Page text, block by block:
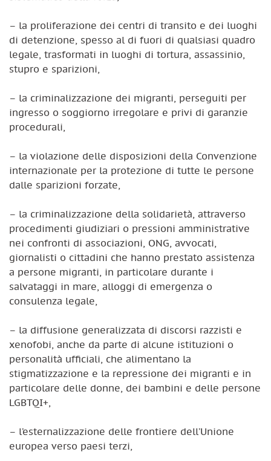
– la proliferazione dei centri di transito e dei luoghi
di detenzione, spesso al di fuori di qualsiasi quadro
legale, trasformati in luoghi di tortura, assassinio,
stupro e sparizioni,
– la criminalizzazione dei migranti, perseguiti per
ingresso o soggiorno irregolare e privi di garanzie
procedurali,
– la violazione delle disposizioni della Convenzione
internazionale per la protezione di tutte le persone
dalle sparizioni forzate,
– la criminalizzazione della solidarietà, attraverso
procedimenti giudiziari o pressioni amministrative
nei confronti di associazioni, ONG, avvocati,
giornalisti o cittadini che hanno prestato assistenza
a persone migranti, in particolare durante i
salvataggi in mare, alloggi di emergenza o
consulenza legale,
– la diffusione generalizzata di discorsi razzisti e
xenofobi, anche da parte di alcune istituzioni o
personalità ufficiali, che alimentano la
stigmatizzazione e la repressione dei migranti e in
particolare delle donne, dei bambini e delle persone
LGBTQI+,
– l’esternalizzazione delle frontiere dell’Unione
europea verso paesi terzi,